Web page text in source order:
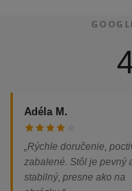
Adéla M.
„Rýchle doručenie,
zabalené. Stôl je pevný
stabilný, presne ako na